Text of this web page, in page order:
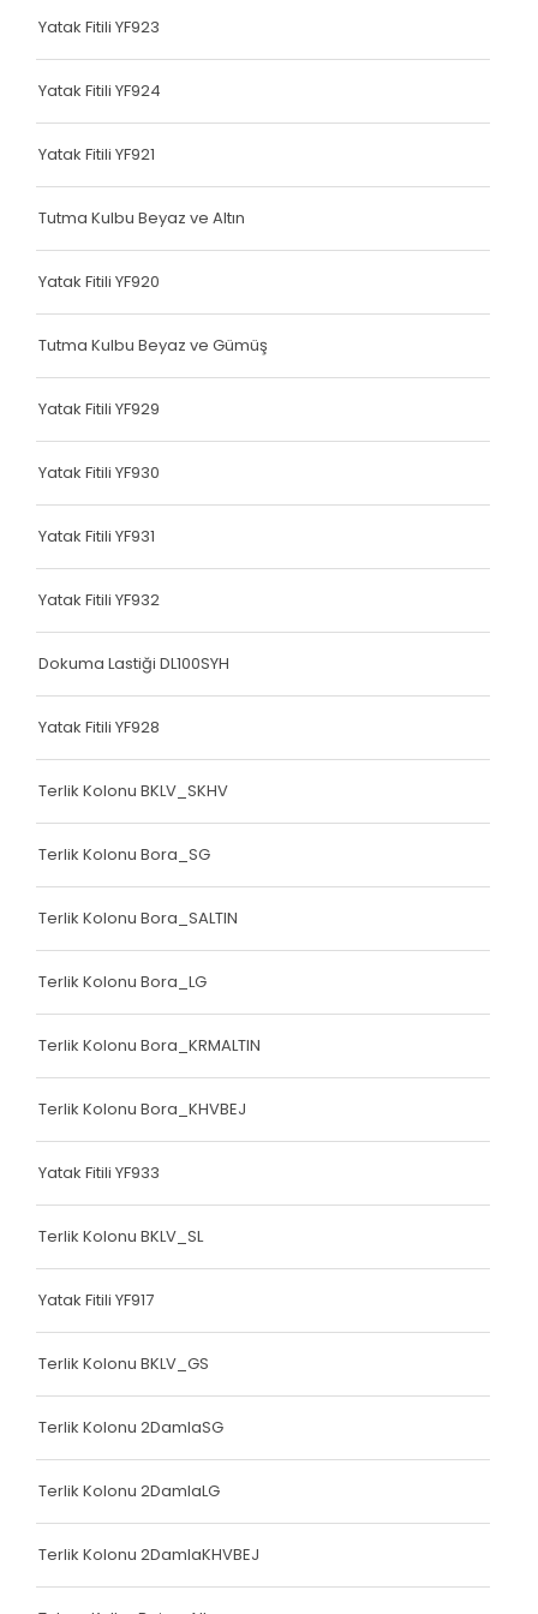
Terlik Kolonu
Tutma Kulbu
Yatak Fitili
Terlik Kolonu
Terlik Kolonu
Terlik Kolonu
Terlik Kolonu
Çanta Kolonu
Çanta Kolonu
Çanta Kolonu
Çanta Kolonu
Çanta Kolonu
Asker Yeleği
Ayakkabı Biyesi
Çanta Kolonu
Çanta Kolonu
Yatak Fitili
Yatak Fitili
Yatak Fitili
Yatak Fitili
Yatak Fitili YF923
Yatak Fitili YF924
Yatak Fitili YF921
Tutma Kulbu Beyaz ve Altın
Yatak Fitili YF920
Tutma Kulbu Beyaz ve Gümüş
Yatak Fitili YF929
Yatak Fitili YF930
Yatak Fitili YF931
Yatak Fitili YF932
Dokuma Lastiği DL100SYH
Yatak Fitili YF928
Terlik Kolonu BKLV_SKHV
Terlik Kolonu Bora_SG
Terlik Kolonu Bora_SALTIN
Terlik Kolonu Bora_LG
Terlik Kolonu Bora_KRMALTIN
Terlik Kolonu Bora_KHVBEJ
Yatak Fitili YF933
Terlik Kolonu BKLV_SL
Yatak Fitili YF917
Terlik Kolonu BKLV_GS
Terlik Kolonu 2DamlaSG
Terlik Kolonu 2DamlaLG
Terlik Kolonu 2DamlaKHVBEJ